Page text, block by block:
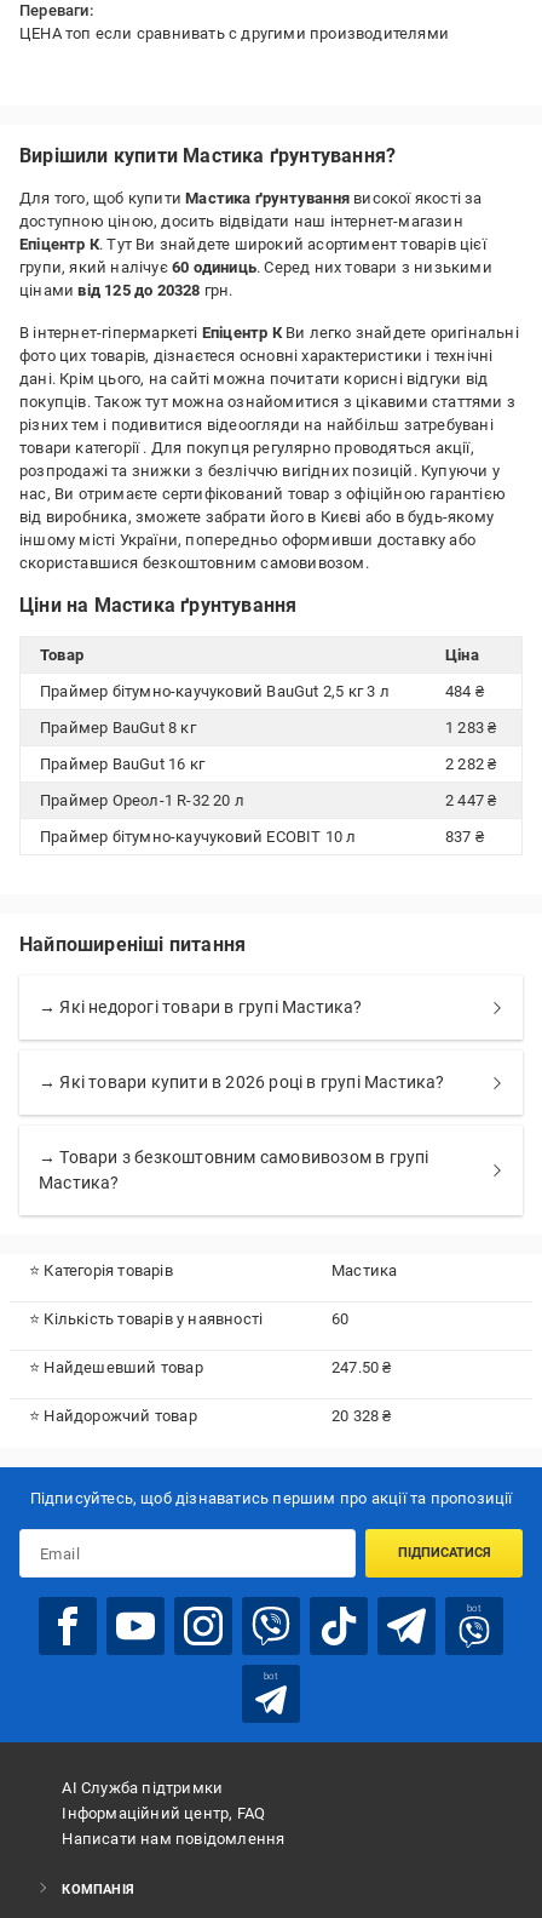
Переваги:
ЦЕНА топ если сравнивать с другими производителями
Вирішили купити Мастика ґрунтування?
Для того, щоб купитиМастика ґрунтування високої якості за
доступною ціною, досить відвідати наш інтернет-магазин
Епіцентр К. Тут Ви знайдете широкий асортимент товарів цієї
групи, який налічує 60 одиниць. Серед них товари з низькими
цінамивід 125 до 20328 грн.
В інтернет-гіпермаркеті Епіцентр КВи легко знайдете оригінальні
фото цих товарів, дізнаєтеся основні характеристики і технічні
дані. Крім цього, на сайті можна почитати корисні відгуки від
покупців. Також тут можна ознайомитися з цікавими статтями з
різних тем і подивитися відеоогляди на найбільш затребувані
товари категорії . Для покупця регулярно проводяться акції,
розпродажі та знижки з безліччю вигідних позицій. Купуючи у
нас, Ви отримаєте сертифікований товар з офіційною гарантією
від виробника, зможете забрати його в Києві або в будь-якому
іншому місті України, попередньо оформивши доставку або
скориставшися безкоштовним самовивозом.
Ціни на Мастика ґрунтування
Товар
Ціна
Праймер бітумно-каучуковий BauGut 2,5 кг 3 л
484 ₴
Праймер BauGut 8 кг
1 283 ₴
Праймер BauGut 16 кг
2 282 ₴
Праймер Ореол-1 R-32 20 л
2 447 ₴
Праймер бітумно-каучуковий ECOBIT 10 л
837 ₴
Найпоширеніші питання
→ Які недорогі товари в групі Мастика?
→ Які товари купити в 2026 році в групі Мастика?
→ Товари з безкоштовним самовивозом в групі
Мастика?
⭐ Категорія товарів Мастика
⭐ Кількість товарів у наявності 60
⭐ Найдешевший товар 247.50 ₴
⭐ Найдорожчий товар 20 328 ₴
Підписуйтесь, щоб дізнаватись першим про акції та пропозиції
ПІДПИСАТИСЯ
bot
bot
АІ Служба підтримки
Інформаційний центр, FAQ
Написати нам повідомлення
КОМПАНІЯ